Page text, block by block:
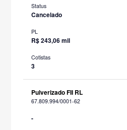
Status
Cancelado
PL
R$ 243,06 mil
Cotistas
3
Pulverizado FII RL
67.809.994/0001-62
-